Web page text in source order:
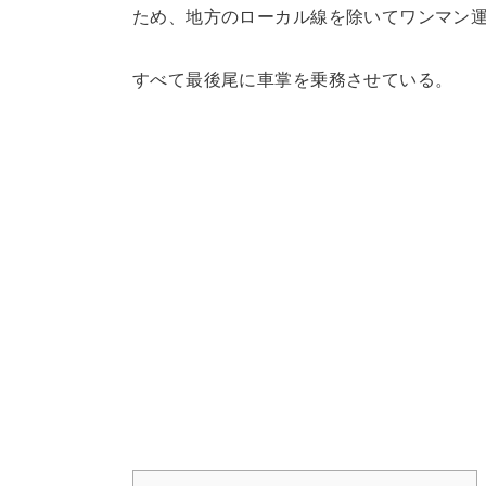
ため、地方のローカル線を除いてワンマン
すべて最後尾に車掌を乗務させている。